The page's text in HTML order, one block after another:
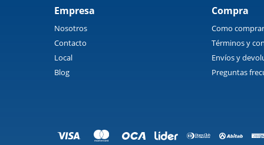
Empresa
Nosotros
Contacto
Local
Blog
Compra
Como comprar
Términos y
Envíos y
Preguntas